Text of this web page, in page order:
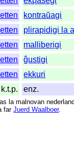
kontraŭagi
plirapidigi la
malliberigi
ĝustigi
ekkuri
k.t.p.
enz.
la malnovan
far Juerd Waalboer.